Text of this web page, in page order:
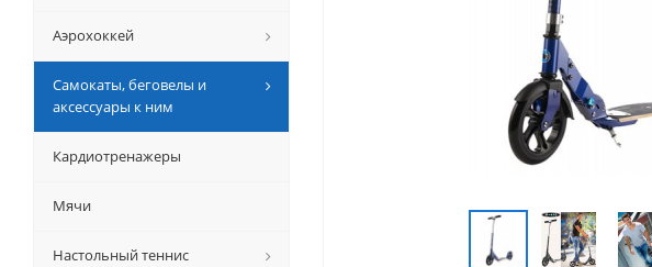
Аэрохоккей
Самокаты, беговелы и
аксессуары к ним
Кардиотренажеры
Мячи
Настольный теннис